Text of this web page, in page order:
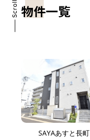
物件一覧
SAYAあすと長町